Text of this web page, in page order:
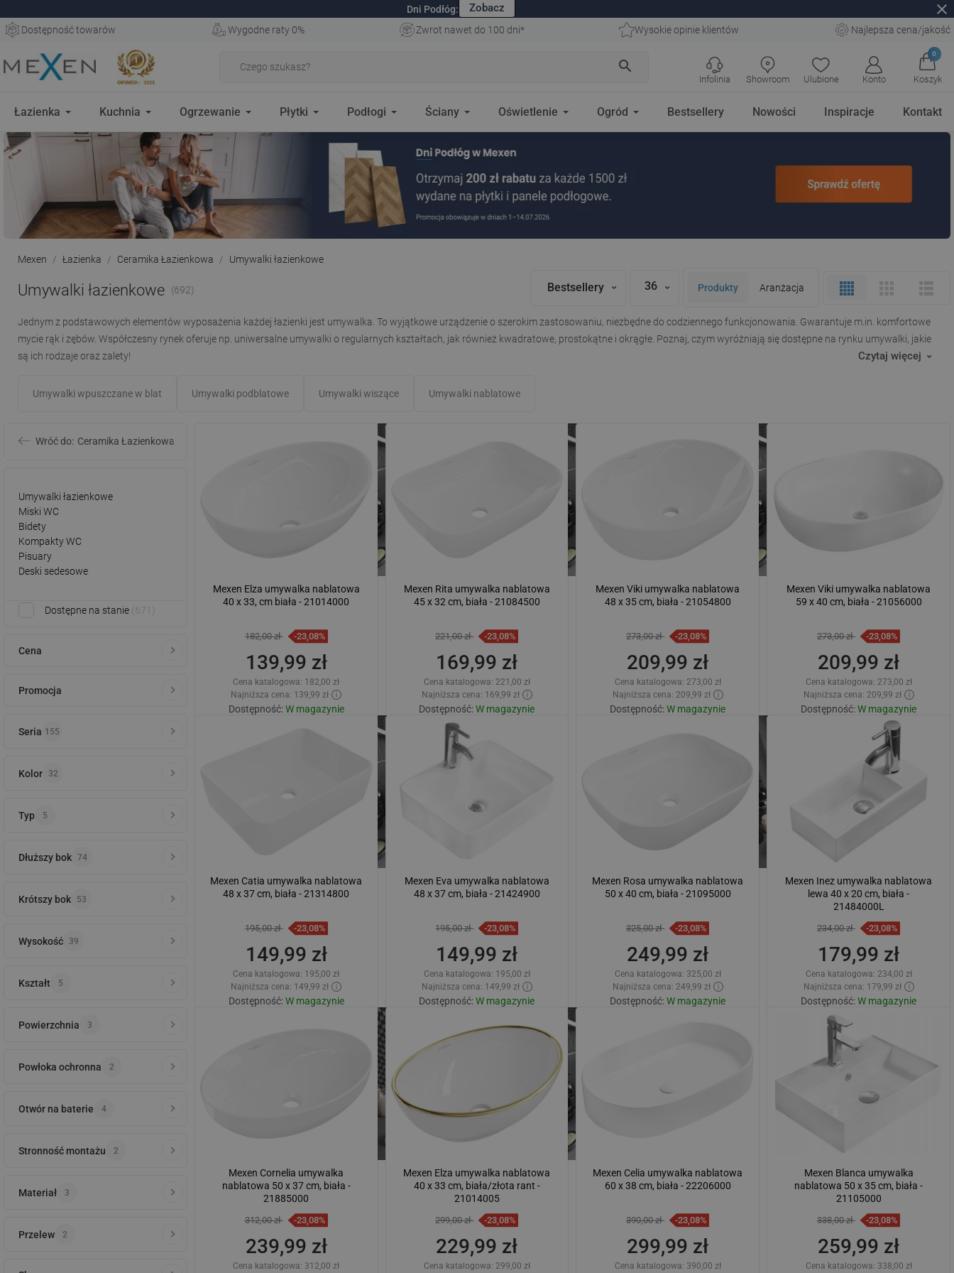
Dni Podłóg: Zobacz close
Dostępność towarów Wygodne raty 0% Zwrot nawet do 100 dni* Wysokie opinie klientów Najlepsza cena/jakość
search
Ulubione Konto
0
Koszyk
Infolinia Showroom
Łazienka Kuchnia Ogrzewanie Płytki Podłogi Ściany Oświetlenie Ogród Bestsellery Nowości Inspiracje Kontakt
Mexen Łazienka Ceramika Łazienkowa Umywalki łazienkowe
Umywalki łazienkowe (692) Bestsellery 36 Produkty Aranżacja
Jednym z podstawowych elementów wyposażenia każdej łazienki jest umywalka. To wyjątkowe urządzenie o szerokim zastosowaniu, niezbędne do codziennego funkcjonowania. Gwarantuje m.in. komfortowe
mycie rąk i zębów. Współczesny rynek oferuje np. uniwersalne umywalki o regularnych kształtach, jak również kwadratowe, prostokątne i okrągłe. Poznaj, czym wyróżniają się dostępne na rynku umywalki, jakie
są ich rodzaje oraz zalety!
Czytaj więcej
Umywalki wpuszczane w blat Umywalki podblatowe Umywalki wiszące Umywalki nablatowe
Umywalki łazienkowe
Miski WC
Bidety
Kompakty WC
Pisuary
Deski sedesowe
Dostępne na stanie 671
Cena
Promocja
Seria 155
Kolor 32
Typ 5
Dłuższy bok 74
Krótszy bok 53
Wysokość 39
Kształt 5
Powierzchnia 3
Powłoka ochronna 2
Otwór na baterie 4
Stronność montażu 2
Materiał 3
Przelew 2
Wróć do: Ceramika Łazienkowa
Mexen Elza umywalka nablatowa
40 x 33, cm biała - 21014000
182,00 zł -23,08%
139,99 zł
Cena katalogowa: 182,00 zł
Najniższa cena: 139,99 zł
Dostępność:W magazynie
Mexen Rita umywalka nablatowa
45 x 32 cm, biała - 21084500
221,00 zł -23,08%
169,99 zł
Cena katalogowa: 221,00 zł
Najniższa cena: 169,99 zł
Dostępność:W magazynie
Dodaj do koszyka
Porównaj
Mexen Viki umywalka nablatowa
48 x 35 cm, biała - 21054800
273,00 zł -23,08%
209,99 zł
Cena katalogowa: 273,00 zł
Najniższa cena: 209,99 zł
Dostępność:W magazynie
Mexen Viki umywalka nablatowa
59 x 40 cm, biała - 21056000
273,00 zł -23,08%
209,99 zł
Cena katalogowa: 273,00 zł
Najniższa cena: 209,99 zł
Dostępność:W magazynie
Dodaj do koszyka
favorite_border Ulubione
Mexen Catia umywalka nablatowa
48 x 37 cm, biała - 21314800
195,00 zł -23,08%
149,99 zł
Cena katalogowa: 195,00 zł
Najniższa cena: 149,99 zł
Dostępność:W magazynie
Mexen Eva umywalka nablatowa
48 x 37 cm, biała - 21424900
195,00 zł -23,08%
149,99 zł
Cena katalogowa: 195,00 zł
Najniższa cena: 149,99 zł
Dostępność:W magazynie
Dodaj do koszyka
Mexen Rosa umywalka nablatowa
50 x 40 cm, biała - 21095000
325,00 zł -23,08%
249,99 zł
Cena katalogowa: 325,00 zł
Najniższa cena: 249,99 zł
Dostępność:W magazynie
Mexen Inez umywalka nablatowa
lewa 40 x 20 cm, biała -
21484000L
234,00 zł -23,08%
179,99 zł
Cena katalogowa: 234,00 zł
Najniższa cena: 179,99 zł
Dostępność:W magazynie
Dodaj do koszyka
Porównaj
Mexen Cornelia umywalka
nablatowa 50 x 37 cm, biała -
21885000
312,00 zł -23,08%
239,99 zł
Cena katalogowa: 312,00 zł
Mexen Elza umywalka nablatowa
40 x 33 cm, biała/złota rant -
21014005
299,00 zł -23,08%
229,99 zł
Cena katalogowa: 299,00 zł
Mexen Celia umywalka nablatowa
60 x 38 cm, biała - 22206000
390,00 zł -23,08%
299,99 zł
Cena katalogowa: 390,00 zł
Mexen Blanca umywalka
nablatowa 50 x 35 cm, biała -
21105000
338,00 zł -23,08%
259,99 zł
Cena katalogowa: 338,00 zł